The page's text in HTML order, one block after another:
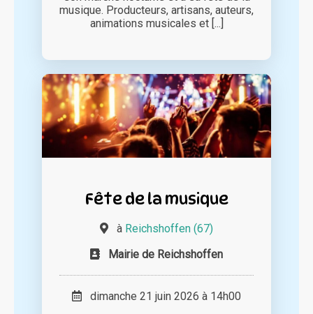
musique. Producteurs, artisans, auteurs,
animations musicales et [...]
Fête de la musique
à Reichshoffen (67)
Mairie de Reichshoffen
dimanche 21 juin 2026 à 14h00